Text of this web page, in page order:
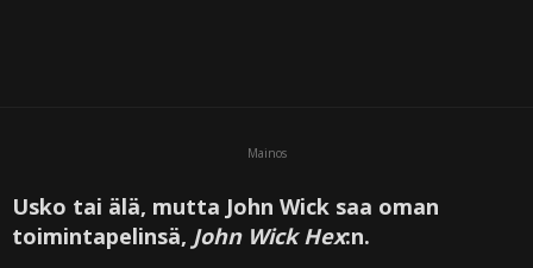
Mainos
Usko tai älä, mutta John Wick saa oman
toimintapelinsä, John Wick Hex:n.